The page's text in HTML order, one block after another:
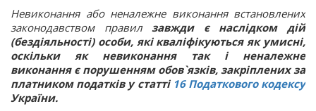
Невиконання або неналежне виконання встановлених
законодавством правилзавжди є наслідком дій
(бездіяльності) особи, які кваліфікуються як умисні,
оскільки як невиконання так і неналежне
виконання є порушенням обов`язків, закріплених за
платником податків у статті16 Податкового кодексу
України.